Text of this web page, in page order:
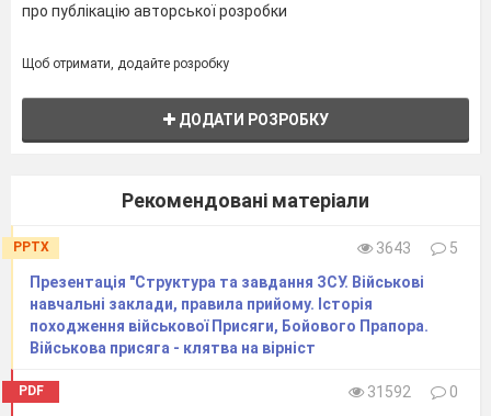
про публікацію авторської розробки
Щоб отримати, додайте розробку
ДОДАТИ РОЗРОБКУ
Рекомендовані матеріали
PPTX 3643
5
Презентація "Структура та завдання ЗСУ. Військові
навчальні заклади, правила прийому. Історія
походження військової Присяги, Бойового Прапора.
Військова присяга - клятва на вірніст
PDF 31592
0